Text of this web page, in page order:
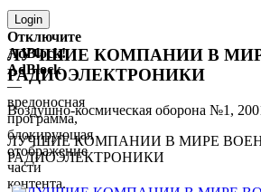
Отключите
AdBlock!
AdBlock
—
вредоносная
программа,
блокирующая
отображение
части
контента.
ЛУЧШИЕ КОМПАНИИ В
РАДИОЭЛЕКТРОНИКИ
Воздушно-космическая оборона №1,
ЛУЧШИЕ КОМПАНИИ В МИРЕ
РАДИОЭЛЕКТРОНИКИ